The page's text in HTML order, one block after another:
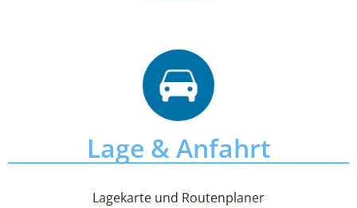
Lage & Anfahrt
Lagekarte und Routenplaner